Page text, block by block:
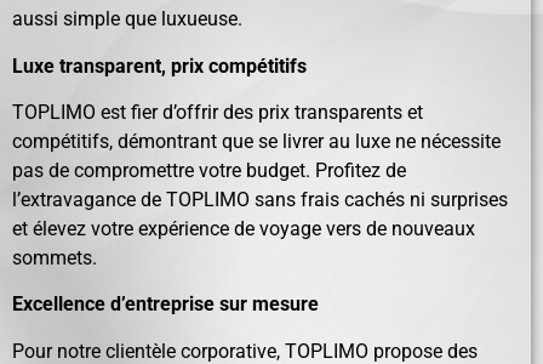
aussi simple que luxueuse.
Luxe transparent, prix compétitifs
TOPLIMO est fier d’offrir des prix transparents et
compétitifs, démontrant que se livrer au luxe ne nécessite
pas de compromettre votre budget. Profitez de
l’extravagance de TOPLIMO sans frais cachés ni surprises
et élevez votre expérience de voyage vers de nouveaux
sommets.
Excellence d’entreprise sur mesure
Pour notre clientèle corporative, TOPLIMO propose des